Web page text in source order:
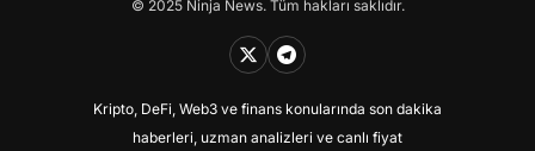
© 2025 Ninja News. Tüm hakları saklıdır.
Kripto, DeFi, Web3 ve finans konularında son dakika
haberleri, uzman analizleri ve canlı fiyat